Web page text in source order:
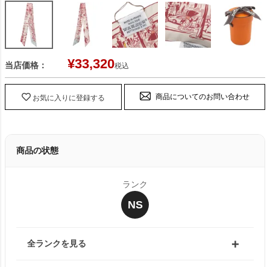
当店価格： ¥33,320税込
お気に入りに登録する 商品についてのお問い合わせ
商品の状態
ランク
NS
全ランクを見る